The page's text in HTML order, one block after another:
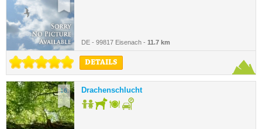
DE - 99817 Eisenach - 11.7 km
DETAILS
16. Drachenschlucht